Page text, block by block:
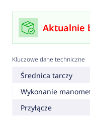
Aktualnie
Kluczowe dane techniczne
Średnica tarczy
Wykonanie
Przyłącze